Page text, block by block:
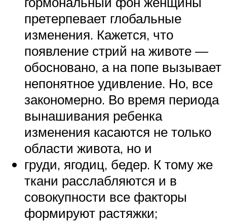
претерпевает глобальные
изменения. Кажется, что
появление стрий на животе —
обосновано, а на попе вызывает
непонятное удивление. Но, все
закономерно. Во время периода
вынашивания ребенка
изменения касаются не только
области живота, но и
груди, ягодиц, бедер. К тому же
ткани расслабляются и в
совокупности все факторы
формируют растяжки;